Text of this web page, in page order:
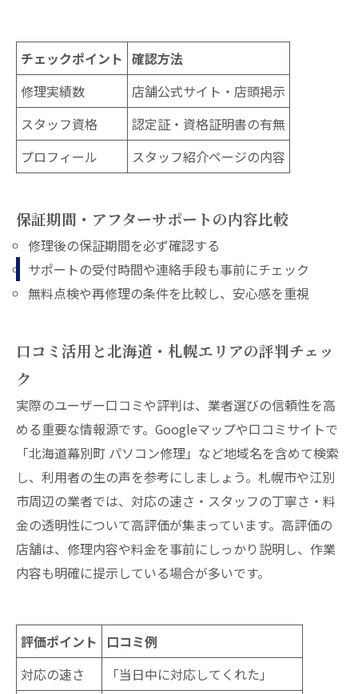
チェックポイント 確認方法
修理実績数
店舗公式サイト・店頭掲示
スタッフ資格
認定証・資格証明書の有無
プロフィール
スタッフ紹介ページの内容
保証期間・アフターサポートの内容比較
修理後の保証期間を必ず確認する
サポートの受付時間や連絡手段も事前にチェック
無料点検や再修理の条件を比較し、安心感を重視
口コミ活用と北海道・札幌エリアの評判チェッ
ク
実際のユーザー口コミや評判は、業者選びの信頼性を高
める重要な情報源です。Googleマップや口コミサイトで
「北海道幕別町 パソコン修理」など地域名を含めて検索
し、利用者の生の声を参考にしましょう。札幌市や江別
市周辺の業者では、対応の速さ・スタッフの丁寧さ・料
金の透明性について高評価が集まっています。高評価の
店舗は、修理内容や料金を事前にしっかり説明し、作業
内容も明確に提示している場合が多いです。
評価ポイント
口コミ例
対応の速さ
「当日中に対応してくれた」